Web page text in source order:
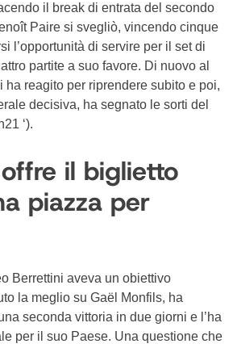
il break di entrata del secondo
Paire si svegliò, vincendo cinque
l’opportunità di servire per il set di
partite a suo favore. Di nuovo al
ha reagito per riprendere subito e poi,
decisiva, ha segnato le sorti del
‘).
il biglietto
piazza per
Berrettini aveva un obiettivo
la meglio su Gaël Monfils, ha
seconda vittoria in due giorni e l’ha
per il suo Paese. Una questione che